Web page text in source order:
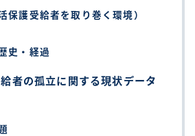
保護受給者を取り巻く環境）
史・経過
者の孤立に関する現状データ